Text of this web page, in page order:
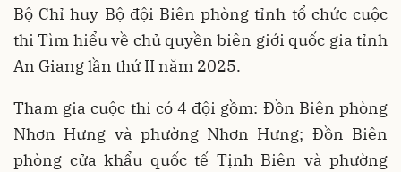
Bộ Chỉ huy Bộ đội Biên phòng tỉnh tổ chức cuộc
thi Tìm hiểu về chủ quyền biên giới quốc gia tỉnh
An Giang lần thứ II năm 2025.
Tham gia cuộc thi có 4 đội gồm: Đồn Biên phòng
Nhơn Hưng và phường Nhơn Hưng; Đồn Biên
phòng cửa khẩu quốc tế Tịnh Biên và phường